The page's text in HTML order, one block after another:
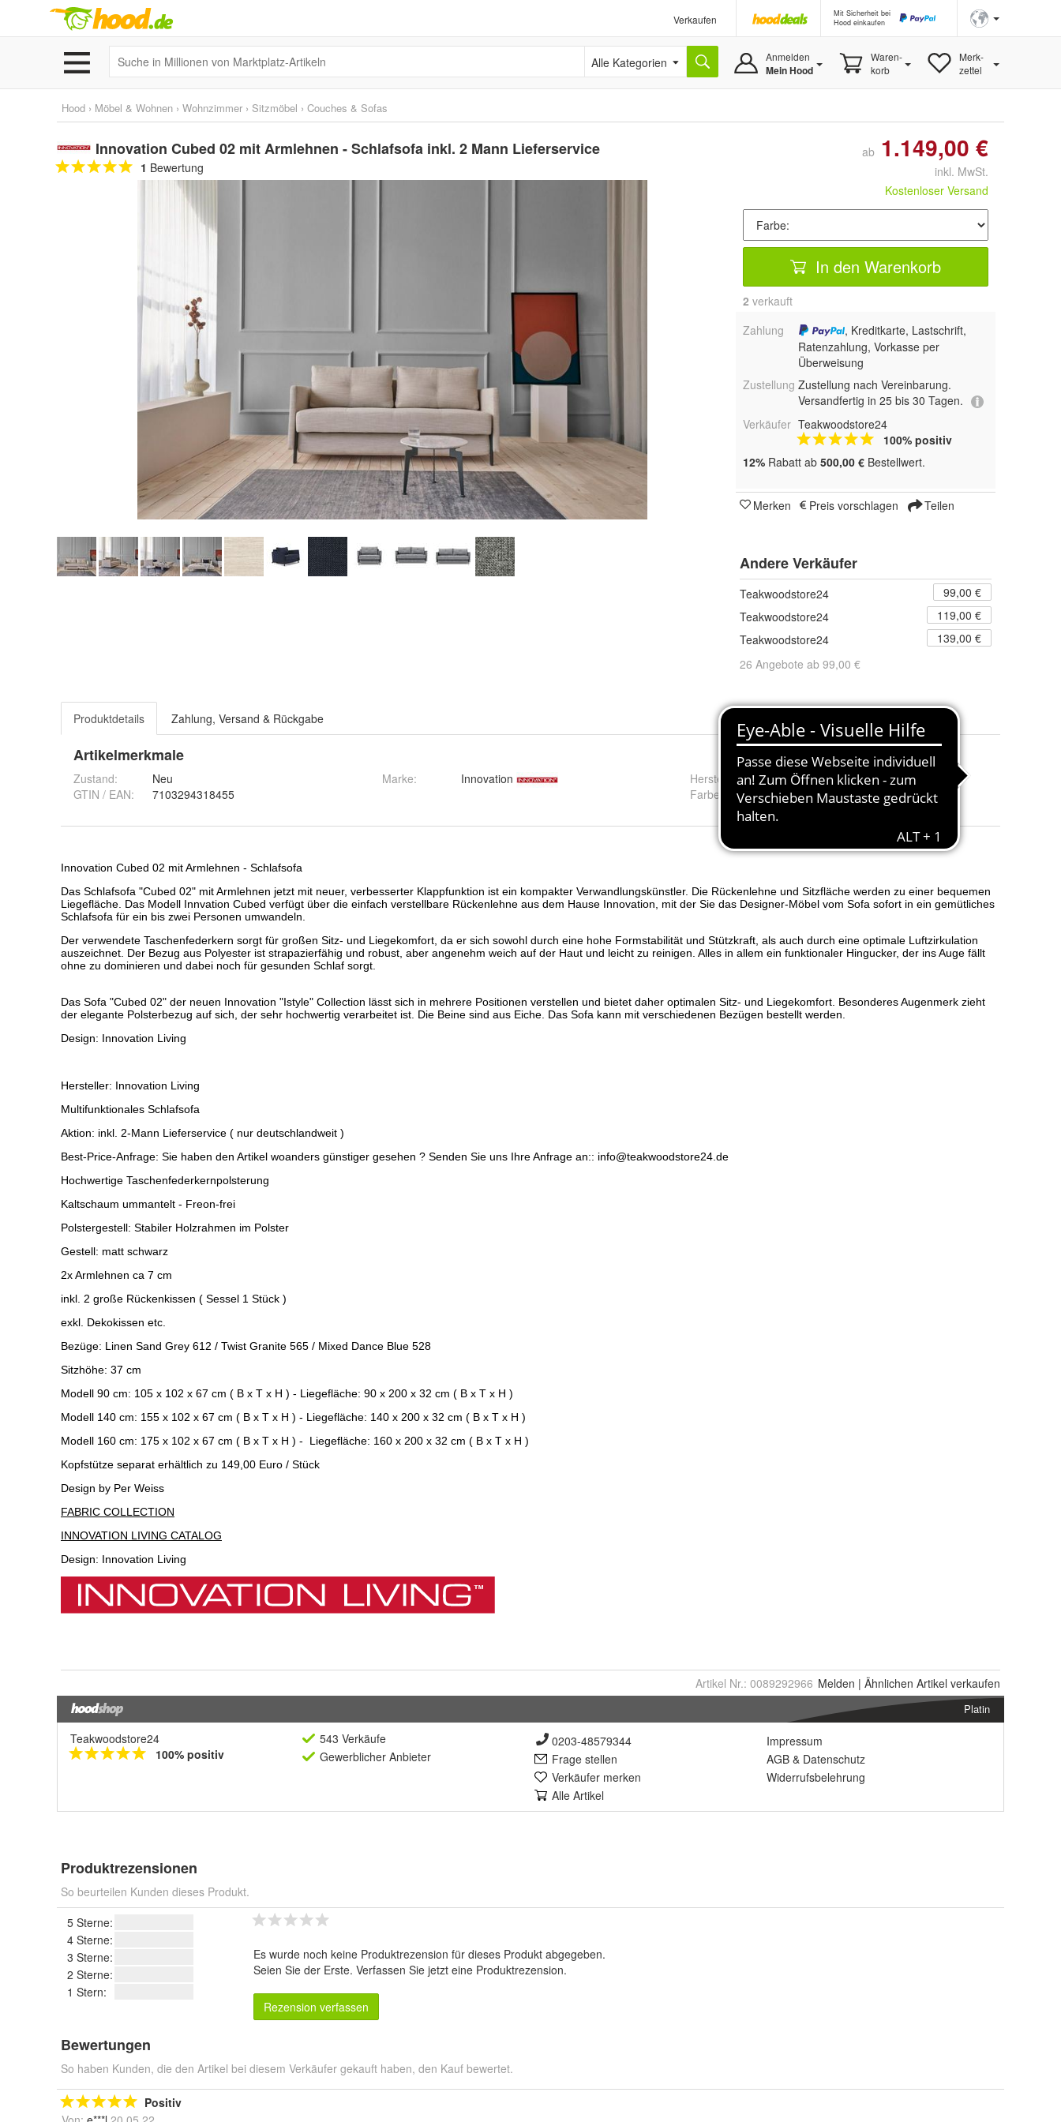
Verkaufen
Mit Sicherheit bei
Hood einkaufen
Alle Kategorien Anmelden
Mein Hood
Waren-
korb
Merk-
zettel
Hood › Möbel & Wohnen › Wohnzimmer › Sitzmöbel › Couches & Sofas
Innovation Cubed 02 mit Armlehnen - Schlafsofa inkl. 2 Mann Lieferservice
1 Bewertung
ab 1.149,00 €
inkl. MwSt.
Kostenloser Versand
In den Warenkorb
2 verkauft
Zahlung
, Kreditkarte, Lastschrift,
Ratenzahlung, Vorkasse per
Überweisung
Zustellung Zustellung nach Vereinbarung.
Versandfertig in 25 bis 30 Tagen.
Verkäufer Teakwoodstore24
100% positiv
12% Rabatt ab 500,00 € Bestellwert.
Merken Preis vorschlagen Teilen
Andere Verkäufer
Teakwoodstore24
99,00 €
Teakwoodstore24
119,00 €
Teakwoodstore24
139,00 €
26 Angebote ab 99,00 €
Produktdetails Zahlung, Versand & Rückgabe
Artikelmerkmale
Zustand:
Neu
GTIN / EAN:
7103294318455
Marke: Innovation Hersteller Nr.:
2-140[5]-1[1]
Farbe
Cubed 90 Sessel - Twist Granite Stoff 565, Cubed 90
Artikel Nr.: 0089292966 Melden | Ähnlichen Artikel verkaufen
Platin
Teakwoodstore24
100% positiv
543 Verkäufe
Gewerblicher Anbieter
0203-48579344
Frage stellen
Verkäufer merken
Alle Artikel
Impressum
AGB & Datenschutz
Widerrufsbelehrung
Produktrezensionen
So beurteilen Kunden dieses Produkt.
5 Sterne:
4 Sterne:
3 Sterne:
2 Sterne:
1 Stern:
Es wurde noch keine Produktrezension für dieses Produkt abgegeben.
Seien Sie der Erste. Verfassen Sie jetzt eine Produktrezension.
Rezension verfassen
Bewertungen
So haben Kunden, die den Artikel bei diesem Verkäufer gekauft haben, den Kauf bewertet.
Positiv